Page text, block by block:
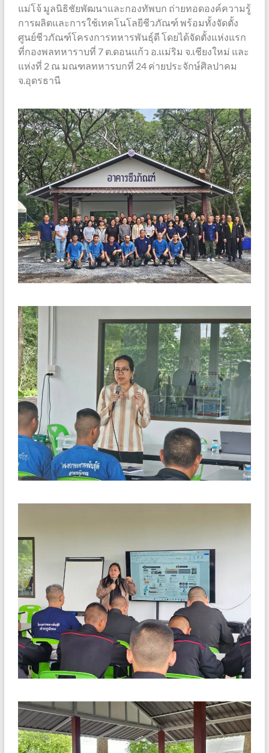
แม่โจ้ มูลนิธิชัยพัฒนาและกองทัพบก ถ่ายทอดองค์ความรู้
การผลิตและการใช้เทคโนโลยีชีวภัณฑ์ พร้อมทั้งจัดตั้ง
ศูนย์ชีวภัณฑ์โครงการทหารพันธุ์ดี โดยได้จัดตั้งแห่งแรก
ที่กองพลทหาราบที่ 7 ต.ดอนแก้ว อ.แม่ริม จ.เชียงใหม่ และ
แห่งที่ 2 ณ มณฑลทหารบกที่ 24 ค่ายประจักษ์ศิลปาคม
จ.อุดรธานี